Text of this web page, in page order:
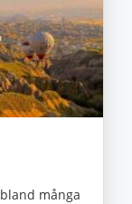
många